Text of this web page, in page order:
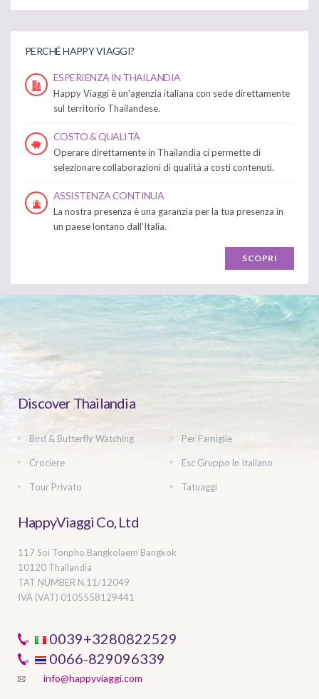
PERCHÉ HAPPY VIAGGI?
ESPERIENZA IN THAILANDIA
Happy Viaggi è un'agenzia italiana con sede direttamente
sul territorio Thailandese.
COSTO & QUALITÀ
Operare direttamente in Thailandia ci permette di
selezionare collaborazioni di qualità a costi contenuti.
ASSISTENZA CONTINUA
La nostra presenza è una garanzia per la tua presenza in
un paese lontano dall'Italia.
SCOPRI
Discover Thailandia
Bird & Butterfly Watching Per Famiglie
Crociere Esc Gruppo in Italiano
Tour Privato Tatuaggi
HappyViaggi Co, Ltd
117 Soi Tonpho Bangkolaem Bangkok
10120 Thailandia
TAT NUMBER N.11/12049
IVA (VAT) 0105558129441
0039+3280822529
0066-829096339
info@happyviaggi.com